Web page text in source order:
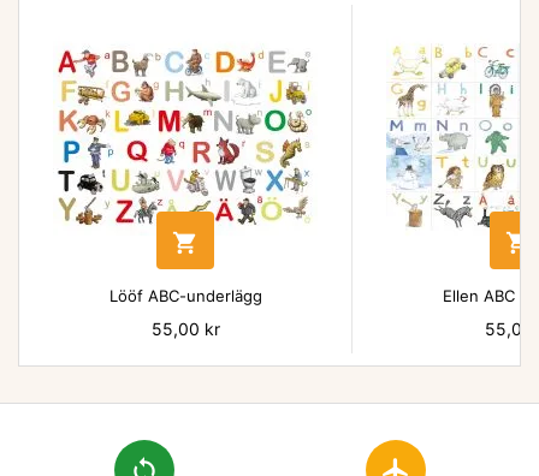

Lööf ABC-underlägg
Pris
55,00 kr

Ellen ABC
Pris
55,00